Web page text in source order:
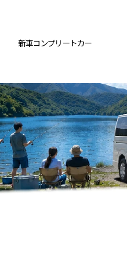
新車コンプリートカー